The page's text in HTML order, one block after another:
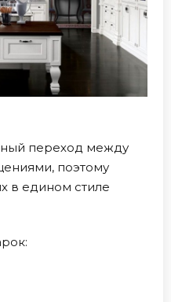
переход между
поэтому
в едином стиле